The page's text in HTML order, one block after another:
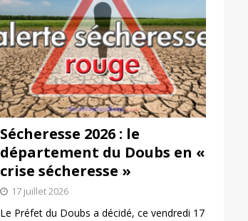
Sécheresse 2026 : le
département du Doubs en «
crise sécheresse »
17 juillet 2026
Le Préfet du Doubs a décidé, ce vendredi 17